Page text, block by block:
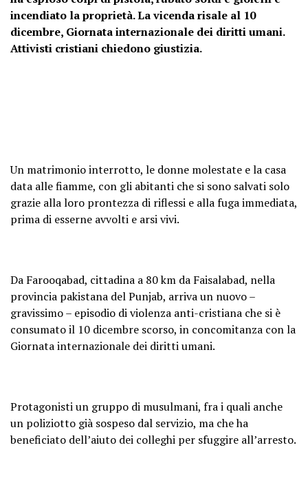
incendiato la proprietà. La vicenda risale al 10
dicembre, Giornata internazionale dei diritti umani.
Attivisti cristiani chiedono giustizia.
Un matrimonio interrotto, le donne molestate e la casa
data alle fiamme, con gli abitanti che si sono salvati solo
grazie alla loro prontezza di riflessi e alla fuga immediata,
prima di esserne avvolti e arsi vivi.
Da Farooqabad, cittadina a 80 km da Faisalabad, nella
provincia pakistana del Punjab, arriva un nuovo –
gravissimo – episodio di violenza anti-cristiana che si è
consumato il 10 dicembre scorso, in concomitanza con la
Giornata internazionale dei diritti umani.
Protagonisti un gruppo di musulmani, fra i quali anche
un poliziotto già sospeso dal servizio, ma che ha
beneficiato dell’aiuto dei colleghi per sfuggire all’arresto.